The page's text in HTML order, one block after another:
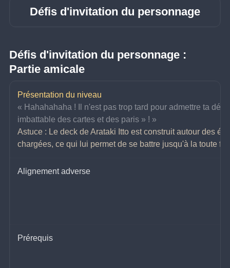
Défis d'invitation du personnage
Défis d'invitation du personnage :
Partie amicale
Présentation du niveau
« Hahahahaha ! Il n'est pas trop tard pour admettre ta
imbattable des cartes et des paris » ! »
Astuce : Le deck de Arataki Itto est construit autour des
chargées, ce qui lui permet de se battre jusqu'à la toute
Alignement adverse
Prérequis